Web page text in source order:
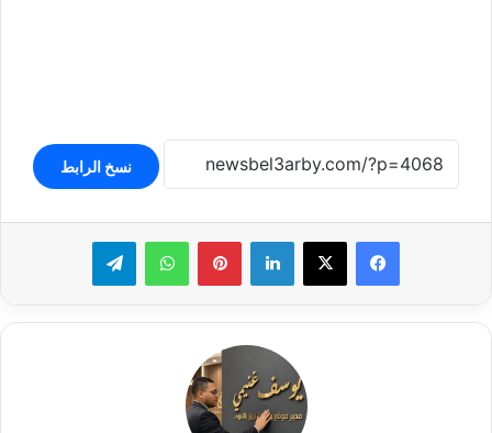
نسخ الرابط
لينكدإن بينتيريستواتساب تيلقرام